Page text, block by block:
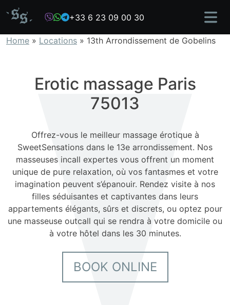
+33 6 23 09 00 30
Home » Locations » 13th Arrondissement de Gobelins
Erotic massage Paris
75013
Offrez-vous le meilleur massage érotique à
SweetSensations dans le 13e arrondissement. Nos
masseuses incall expertes vous offrent un moment
unique de pure relaxation, où vos fantasmes et votre
imagination peuvent s’épanouir. Rendez visite à nos
filles séduisantes et captivantes dans leurs
appartements élégants, sûrs et discrets, ou optez pour
une masseuse outcall qui se rendra à votre domicile ou
à votre hôtel dans les 30 minutes.
BOOK ONLINE